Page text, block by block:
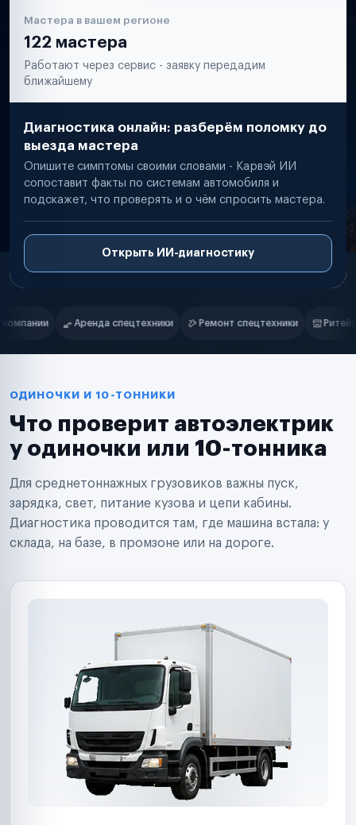
Мастера в вашем регионе
122 мастера
Работают через сервис - заявку передадим
ближайшему
Диагностика онлайн: разберём поломку до
выезда мастера
Опишите симптомы своими словами - Карвэй ИИ
сопоставит факты по системам автомобиля и
подскажет, что проверять и о чём спросить мастера.
Открыть ИИ-диагностику
Нам доверяют
Ремонт спецтехники Ритейл-сети Управляющие
Маркетплейсы
Таксопарки
Автодилеры
Поставщики запчастей
Аренда спецтехники
Ремонт спецтехники
Ритейл-сети
Управляющие компании
Страховые компании
ОДИНОЧКИ И 10-ТОННИКИ
Что проверит автоэлектрик
у одиночки или 10-тонника
Для среднетоннажных грузовиков важны пуск,
зарядка, свет, питание кузова и цепи кабины.
Диагностика проводится там, где машина встала: у
склада, на базе, в промзоне или на дороге.